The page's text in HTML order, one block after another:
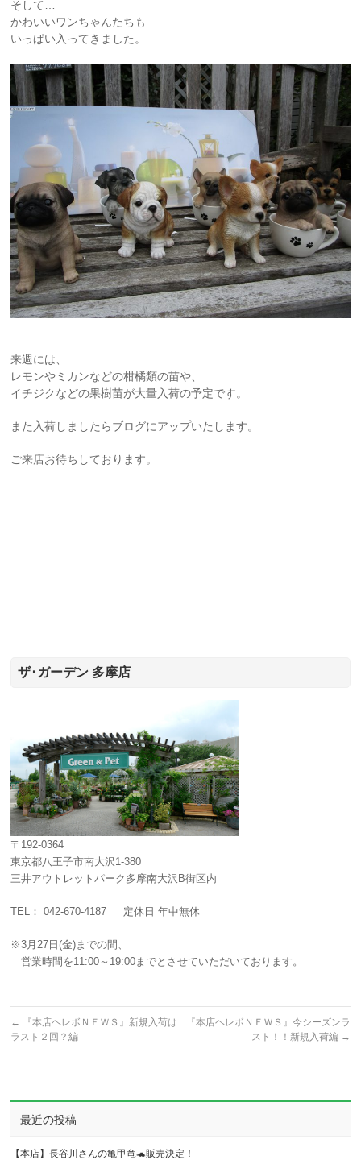
そして…
かわいいワンちゃんたちも
いっぱい入ってきました。
来週には、
レモンやミカンなどの柑橘類の苗や、
イチジクなどの果樹苗が大量入荷の予定です。
また入荷しましたらブログにアップいたします。
ご来店お待ちしております。
ザ･ガーデン 多摩店
〒192-0364
東京都八王子市南大沢1-380
三井アウトレットパーク多摩南大沢B街区内
TEL： 042-670-4187 定休日 年中無休
※3月27日(金)までの間、
営業時間を11:00～19:00までとさせていただいております。
←
『本店ヘレボＮＥＷＳ』新規入荷は
ラスト２回？編
『本店ヘレボＮＥＷＳ』今シーズンラ
スト！！新規入荷編 →
最近の投稿
【本店】長谷川さんの亀甲竜🐢販売決定！